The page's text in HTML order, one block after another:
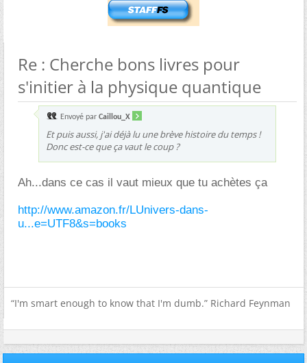
Re : Cherche bons livres pour
s'initier à la physique quantique
Envoyé par Caillou_X
Et puis aussi, j'ai déjà lu une brève histoire du temps !
Donc est-ce que ça vaut le coup ?
Ah...dans ce cas il vaut mieux que tu achètes ça
http://www.amazon.fr/LUnivers-dans-
u...e=UTF8&s=books
“I'm smart enough to know that I'm dumb.” Richard Feynman